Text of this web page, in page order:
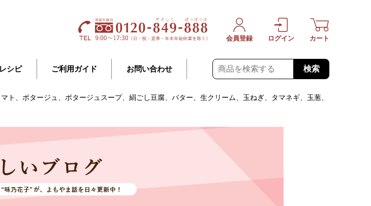
レシピ ご利用ガイド お問い合わせ 検索
会員登録 ログイン カート
ト、ポタージュ、ポタージュスープ、絹ごし豆腐、バター、生クリーム、玉ねぎ、タマネギ、玉葱、